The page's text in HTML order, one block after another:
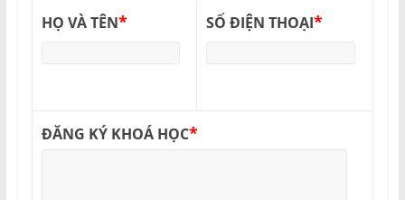
HỌ VÀ TÊN* SỐ ĐIỆN THOẠI*
ĐĂNG KÝ KHOÁ HỌC*